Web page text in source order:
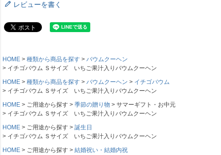
レビューを書く
HOME 種類から商品を探す
バウムクーヘン
イチゴバウム Ｓサイズ いちご果汁入りバウムクーヘン
HOME
種類から商品を探す バウムクーヘン
イチゴバウム
イチゴバウム Ｓサイズ いちご果汁入りバウムクーヘン
HOME
ご用途から探す 季節の贈り物
サマーギフト・お中元
イチゴバウム Ｓサイズ いちご果汁入りバウムクーヘン
HOME
ご用途から探す
誕生日
イチゴバウム Ｓサイズ いちご果汁入りバウムクーヘン
HOME
ご用途から探す
結婚祝い・結婚内祝